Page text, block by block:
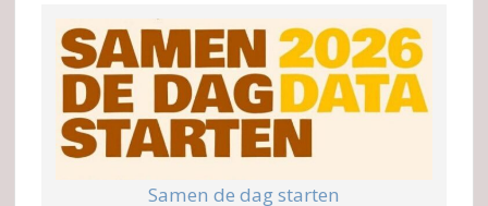
Samen de dag starten